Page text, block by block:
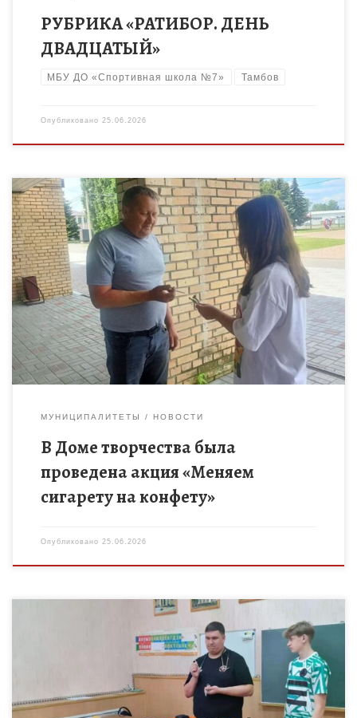
РУБРИКА «РАТИБОР. ДЕНЬ
ДВАДЦАТЫЙ»
МБУ ДО «Спортивная школа №7» Тамбов
Опубликовано 25.06.2026
Перед участниками акции была поставлена цель — доказать,
что от одной конфеты можно получить больше удовольствия,
чем от одной выкуренной сигареты. Акция проходила весело
и […]
МУНИЦИПАЛИТЕТЫ НОВОСТИ
В Доме творчества была
проведена акция «Меняем
сигарету на конфету»
Опубликовано 25.06.2026
24 июня для ребят из лагеря дневного пребывания
«Непоседы» Центра детского творчества г.Мичуринска был
днем по-настоящему насыщенным и познавательным. К ним в